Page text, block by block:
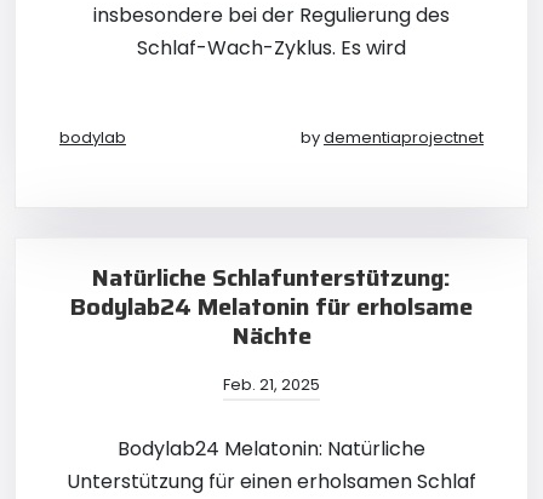
insbesondere bei der Regulierung des
Schlaf-Wach-Zyklus. Es wird
bodylab bydementiaprojectnet
Natürliche Schlafunterstützung:
Bodylab24 Melatonin für erholsame
Nächte
Feb. 21, 2025
Bodylab24 Melatonin: Natürliche
Unterstützung für einen erholsamen Schlaf